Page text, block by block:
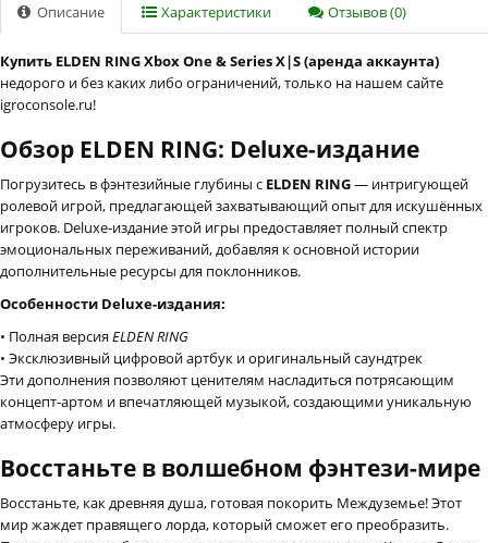
Описание Характеристики Отзывов (0)
Купить ELDEN RING Xbox One & Series X|S (аренда аккаунта)
недорого и без каких либо ограничений, только на нашем сайте
igroconsole.ru!
Обзор ELDEN RING: Deluxe-издание
Погрузитесь в фэнтезийные глубины с ELDEN RING— интригующей
ролевой игрой, предлагающей захватывающий опыт для искушённых
игроков. Deluxe-издание этой игры предоставляет полный спектр
эмоциональных переживаний, добавляя к основной истории
дополнительные ресурсы для поклонников.
Особенности Deluxe-издания:
• Полная версия ELDEN RING
• Эксклюзивный цифровой артбук и оригинальный саундтрек
Эти дополнения позволяют ценителям насладиться потрясающим
концепт-артом и впечатляющей музыкой, создающими уникальную
атмосферу игры.
Восстаньте в волшебном фэнтези-мире
Восстаньте, как древняя душа, готовая покорить Междуземье! Этот
мир жаждет правящего лорда, который сможет его преобразить.